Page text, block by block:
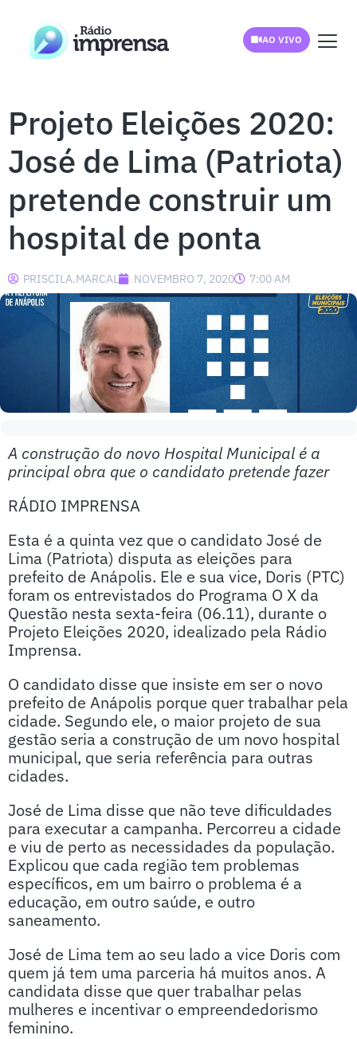
AO VIVO
Projeto Eleições 2020:
José de Lima (Patriota)
pretende construir um
hospital de ponta
PRISCILA.MARCAL NOVEMBRO 7, 2020 7:00 AM
A construção do novo Hospital Municipal é a
principal obra que o candidato pretende fazer
RÁDIO IMPRENSA
Esta é a quinta vez que o candidato José de
Lima (Patriota) disputa as eleições para
prefeito de Anápolis. Ele e sua vice, Doris (PTC)
foram os entrevistados do Programa O X da
Questão nesta sexta-feira (06.11), durante o
Projeto Eleições 2020, idealizado pela Rádio
Imprensa.
O candidato disse que insiste em ser o novo
prefeito de Anápolis porque quer trabalhar pela
cidade. Segundo ele, o maior projeto de sua
gestão seria a construção de um novo hospital
municipal, que seria referência para outras
cidades.
José de Lima disse que não teve dificuldades
para executar a campanha. Percorreu a cidade
e viu de perto as necessidades da população.
Explicou que cada região tem problemas
específicos, em um bairro o problema é a
educação, em outro saúde, e outro
saneamento.
José de Lima tem ao seu lado a vice Doris com
quem já tem uma parceria há muitos anos. A
candidata disse que quer trabalhar pelas
mulheres e incentivar o empreendedorismo
feminino.